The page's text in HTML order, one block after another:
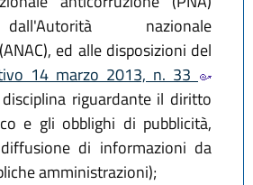
nazionale
ed alle disposizioni del
14 marzo 2013, n. 33
riguardante il diritto
e gli obblighi di pubblicità,
di informazioni da
amministrazioni);